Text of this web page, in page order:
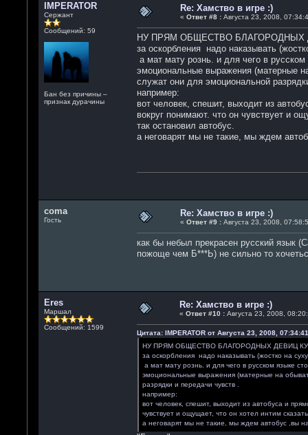
IMPERATOR
Сержант
Сообщений: 59
Бан без причины –
признак дурачины
Re: Хамство в игре :)
« Ответ #8 :Августа 23, 2008,
НУ ПРЯМ ОБЩЕСТВО
за оскорбления надо наказывать
а мат мату рознь. и для чего в
эмоциональные выражения (матерные
служат они для эмоциональной
например:
вот человек, спешит, выходит из
вокруг понимают. что он чувствует и
так остановил автобус.
а неговарят мы не такие, мы ждем
coma
Гость
Re: Хамство в игре :)
« Ответ #9 :Августа 23, 2008,
как бы небыл прекрасен русский язык
пожоще чем Б***Ь) не сильно то
Eres
Маршал
Сообщений: 1599
Re: Хамство в игре :)
« Ответ #10 :Августа 23, 2008,
Цитата: IMPERATOR от Августа 23, 2008,
НУ ПРЯМ ОБЩЕСТВО БЛАГОРОДНЫХ ДЕВИЦ
за оскорбления надо наказывать (жостко на
а мат мату рознь. и для чего в русском языке
эмоциональные выражения (матерные на
разрядки и передачи чувств .
например:
вот человек, спешит, выходит из автобуса и
чувствует и ощущает, что он хотел интим
а неговарят мы не такие, мы ждем автобус ,вы